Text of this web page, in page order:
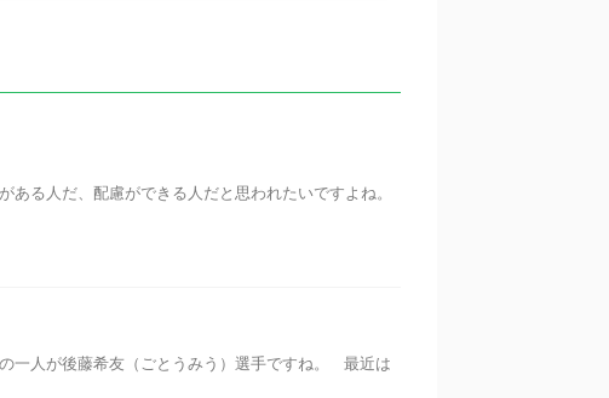
る人だ、配慮ができる人だと思われたいですよね。
一人が後藤希友（ごとうみう）選手ですね。 最近は